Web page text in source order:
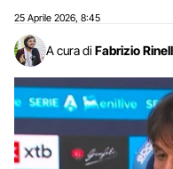
25 Aprile 2026 8:45
A cura di Fabrizio